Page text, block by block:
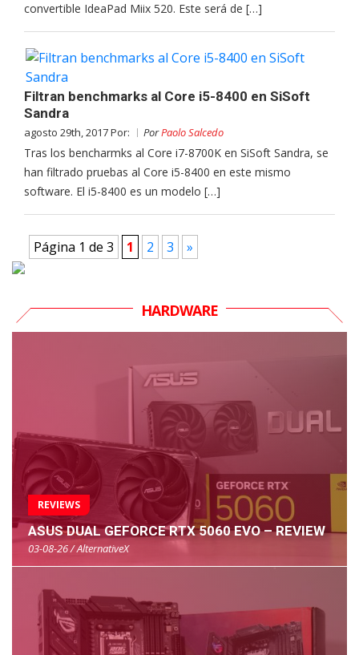
convertible IdeaPad Miix 520. Este será de […]
Filtran benchmarks al Core i5-8400 en SiSoft
Sandra
agosto 29th, 2017 Por: PorPaolo Salcedo
Tras los bencharmks al Core i7-8700K en SiSoft Sandra, se
han filtrado pruebas al Core i5-8400 en este mismo
software. El i5-8400 es un modelo […]
Página 1 de 3 1 2 3 »
HARDWARE
REVIEWS
ASUS DUAL GEFORCE RTX 5060 EVO – REVIEW
03-08-26 / AlternativeX